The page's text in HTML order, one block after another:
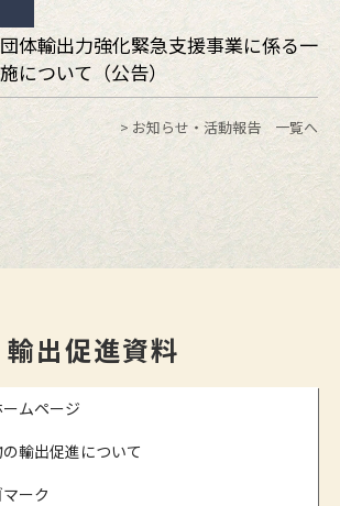
体輸出力強化緊急支援事業に係る一
について（公告）
> お知らせ・活動報告 一覧へ
輸出促進資料
ムページ
輸出促進について
ーク